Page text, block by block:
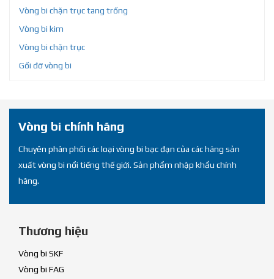
Vòng bi chặn trục tang trống
Vòng bi kim
Vòng bi chặn trục
Gối đỡ vòng bi
Vòng bi chính hãng
Chuyên phân phối các loại vòng bi bạc đạn của các hãng sản
xuất vòng bi nổi tiếng thế giới. Sản phẩm nhập khẩu chính
hãng.
Thương hiệu
Vòng bi SKF
Vòng bi FAG